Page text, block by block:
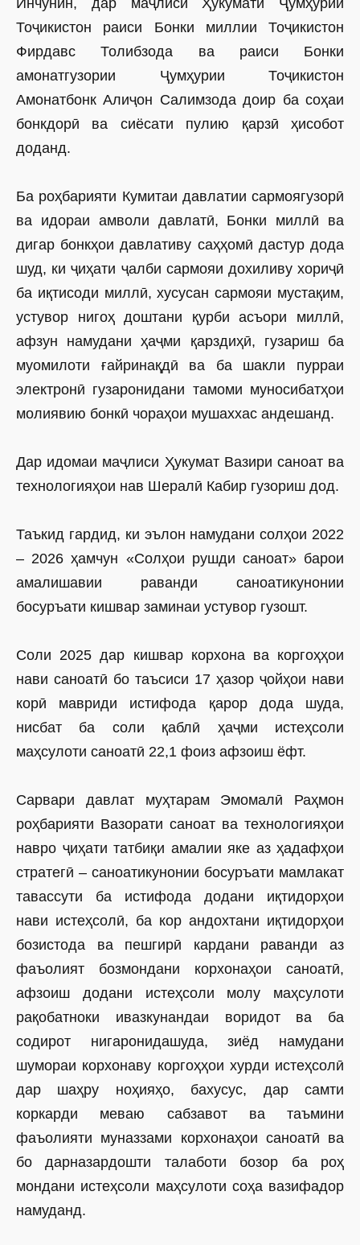
Инчунин, дар маҷлиси Ҳукумати Ҷумҳурии
Тоҷикистон раиси Бонки миллии Тоҷикистон
Фирдавс Толибзода ва раиси Бонки
амонатгузории Ҷумҳурии Тоҷикистон
Амонатбонк Алиҷон Салимзода доир ба соҳаи
бонкдорӣ ва сиёсати пулию қарзӣ ҳисобот
доданд.
Ба роҳбарияти Кумитаи давлатии сармоягузорӣ
ва идораи амволи давлатӣ, Бонки миллӣ ва
дигар бонкҳои давлативу саҳҳомӣ дастур дода
шуд, ки ҷиҳати ҷалби сармояи дохиливу хориҷӣ
ба иқтисоди миллӣ, хусусан сармояи мустақим,
устувор нигоҳ доштани қурби асъори миллӣ,
афзун намудани ҳаҷми қарздиҳӣ, гузариш ба
муомилоти ғайринақдӣ ва ба шакли пурраи
электронӣ гузаронидани тамоми муносибатҳои
молиявию бонкӣ чораҳои мушаххас андешанд.
Дар идомаи маҷлиси Ҳукумат Вазири саноат ва
технологияҳои нав Шералӣ Кабир гузориш дод.
Таъкид гардид, ки эълон намудани солҳои 2022
– 2026 ҳамчун «Солҳои рушди саноат» барои
амалишавии раванди саноатикунонии
босуръати кишвар заминаи устувор гузошт.
Соли 2025 дар кишвар корхона ва коргоҳҳои
нави саноатӣ бо таъсиси 17 ҳазор ҷойҳои нави
корӣ мавриди истифода қарор дода шуда,
нисбат ба соли қаблӣ ҳаҷми истеҳсоли
маҳсулоти саноатӣ 22,1 фоиз афзоиш ёфт.
Сарвари давлат муҳтарам Эмомалӣ Раҳмон
роҳбарияти Вазорати саноат ва технологияҳои
навро ҷиҳати татбиқи амалии яке аз ҳадафҳои
стратегӣ – саноатикунонии босуръати мамлакат
тавассути ба истифода додани иқтидорҳои
нави истеҳсолӣ, ба кор андохтани иқтидорҳои
бозистода ва пешгирӣ кардани раванди аз
фаъолият бозмондани корхонаҳои саноатӣ,
афзоиш додани истеҳсоли молу маҳсулоти
рақобатноки ивазкунандаи воридот ва ба
содирот нигаронидашуда, зиёд намудани
шумораи корхонаву коргоҳҳои хурди истеҳсолӣ
дар шаҳру ноҳияҳо, бахусус, дар самти
коркарди меваю сабзавот ва таъмини
фаъолияти муназзами корхонаҳои саноатӣ ва
бо дарназардошти талаботи бозор ба роҳ
мондани истеҳсоли маҳсулоти соҳа вазифадор
намуданд.